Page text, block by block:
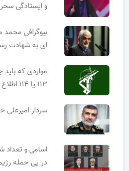
و ایستادگی
بیوگرافی
ای به شهادت
مواردی که باید
۱۱۳ یا ۱۱۴ اطلاع رسانی کنید
سردار امیرعلی
اسامی و تعداد
در پی حمله